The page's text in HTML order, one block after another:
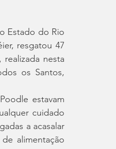
Estado do Rio
resgatou 47
nesta
os Santos,
estavam
cuidado
a acasalar
alimentação